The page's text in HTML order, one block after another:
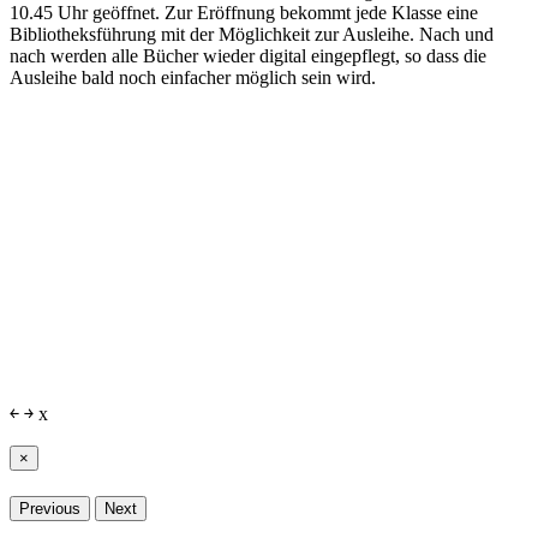
10.45 Uhr geöffnet. Zur Eröffnung bekommt jede Klasse eine
Bibliotheksführung mit der Möglichkeit zur Ausleihe. Nach und
nach werden alle Bücher wieder digital eingepflegt, so dass die
Ausleihe bald noch einfacher möglich sein wird.
￩ ￫ x
×
Previous Next